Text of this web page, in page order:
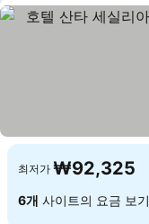
최저가 ₩92,325
6개 사이트의 요금 보기